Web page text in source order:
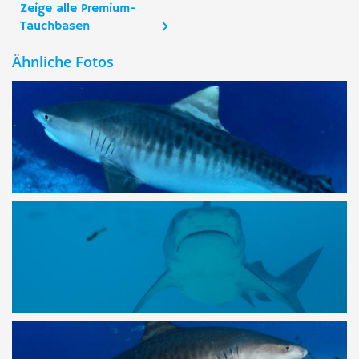
Zeige alle Premium-
Tauchbasen
Ähnliche Fotos